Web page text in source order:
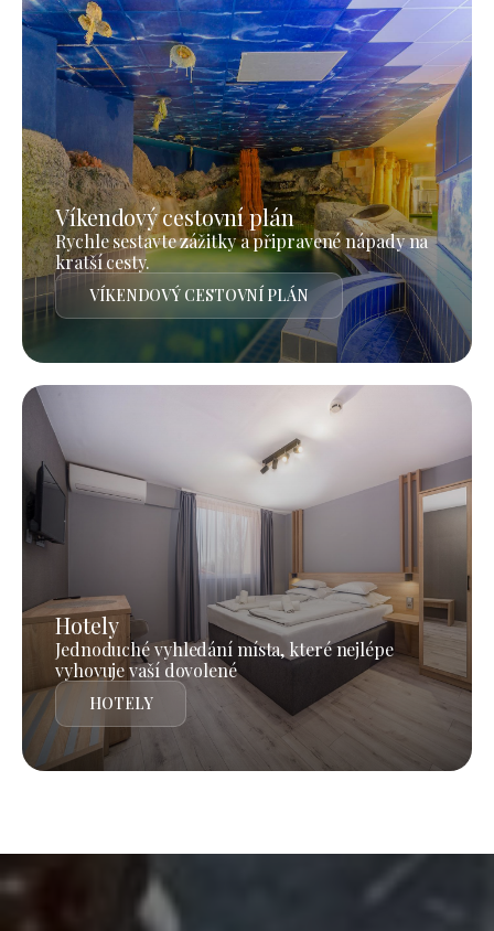
Víkendový cestovní plán
Rychle sestavte zážitky a připravené nápady na
kratší cesty.
VÍKENDOVÝ CESTOVNÍ PLÁN
Hotely
Jednoduché vyhledání místa, které nejlépe
vyhovuje vaší dovolené
HOTELY